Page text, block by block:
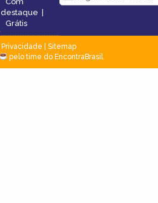
destaque
Grátis
Privacidade
Sitemap
pelo time do EncontraBrasil